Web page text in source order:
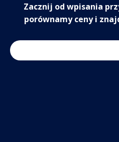
Zacznij od wpisania
porównamy ceny i